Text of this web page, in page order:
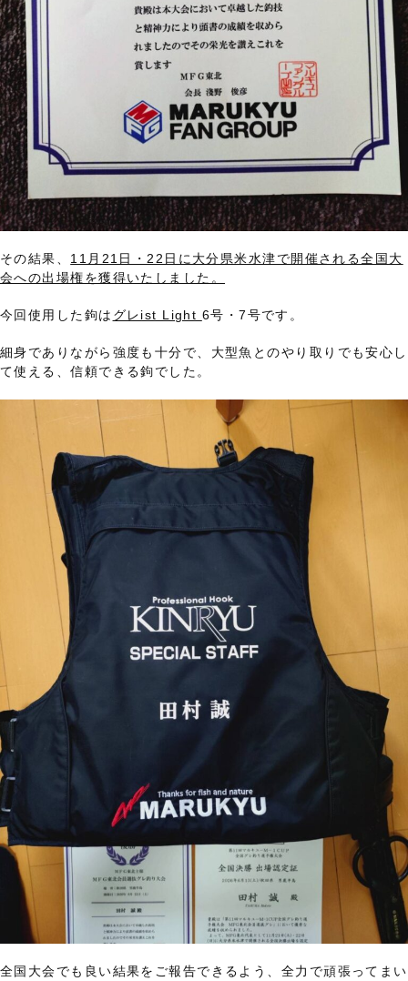
その結果、 11月21日・22日に大分県米水津で開催される全国大
会への出場権を獲得いたしました。
今回使用した鉤は グレist Light 6号・7号です。
細身でありながら強度も十分で、大型魚とのやり取りでも安心し
て使える、信頼できる鉤でした。
全国大会でも良い結果をご報告できるよう、全力で頑張ってまい